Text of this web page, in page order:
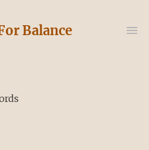
Balance